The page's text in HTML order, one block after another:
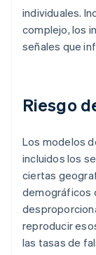
individuales.
complejo, los
señales que
Riesgo
Los modelos
incluidos los
ciertas
demográficos
reproducir
las tasas de